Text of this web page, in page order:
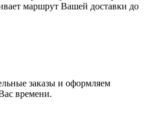
маршрут Вашей доставки до
заказы и оформляем
времени.